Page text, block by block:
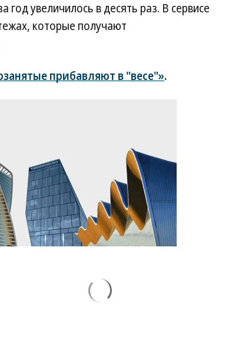
год увеличилось в десять раз. В сервисе
которые получают
прибавляют в "весе"».